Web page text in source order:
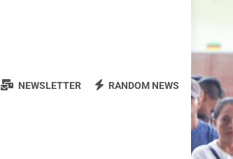
NEWSLETTER RANDOM NEWS